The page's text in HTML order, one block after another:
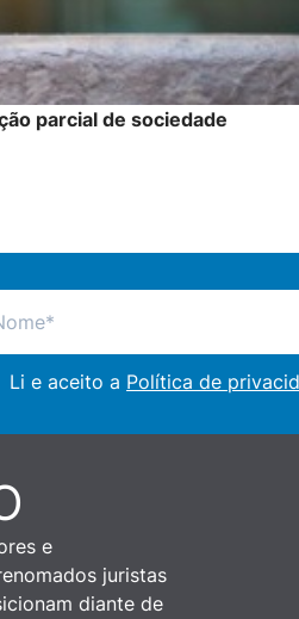
parcial de sociedade
Li e aceito a Política de
e
juristas
diante de